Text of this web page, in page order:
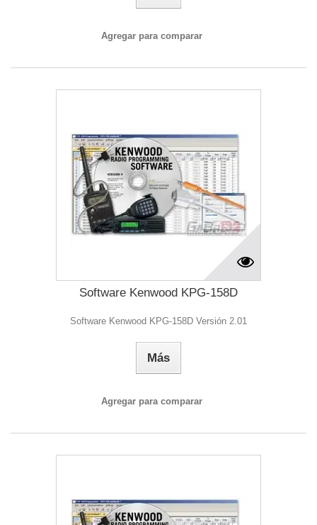
Agregar para comparar
Software Kenwood KPG-158D
Software Kenwood KPG-158D Versión 2.01
Más
Agregar para comparar